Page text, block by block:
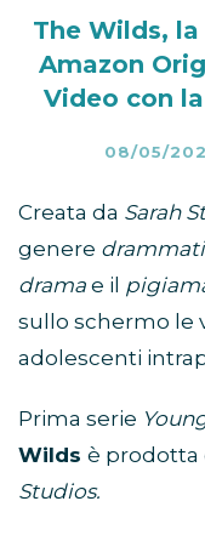
The Wilds,
Amazon
Video con
08/05/
Creata da Sarah
genere
drama e il
sullo schermo le
adolescenti
Prima serie
Wilds è prodotta
Studios.